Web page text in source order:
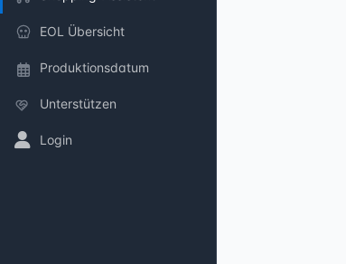
EOL Übersicht
Produktionsdatum
Unterstützen
Login